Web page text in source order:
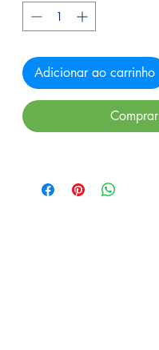
Adicionar ao carrinho
Comprar